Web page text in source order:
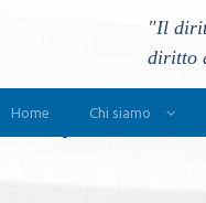
Main
"Il
diritto
Home Chi siamo